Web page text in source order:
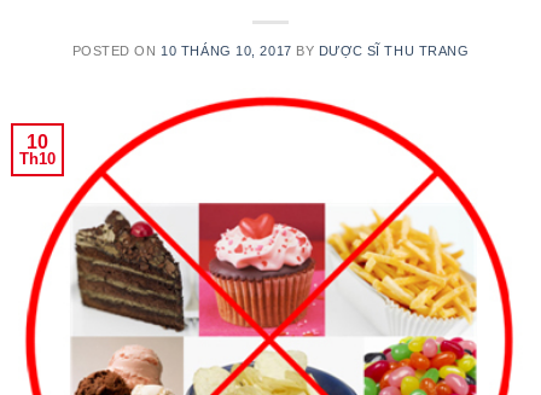
POSTED ON 10 THÁNG 10, 2017 BY DƯỢC SĨ THU TRANG
10
Th10